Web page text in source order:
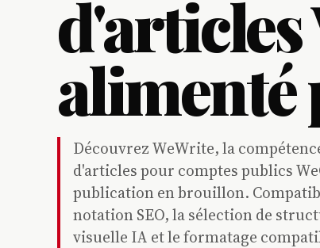
d'articles
alimenté
Découvrez WeWrite, la
d'articles pour comptes publics
publication en brouillon.
notation SEO, la sélection de
visuelle IA et le formatage